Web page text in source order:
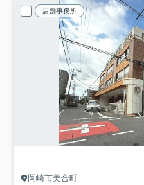
店舗事務所
岡崎市美合町